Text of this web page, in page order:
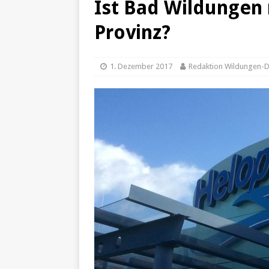
[ 25. Dezember 2024 ]
[ 24. Januar 2022 ]
Ist Bad
Provinz?
1. Dezember 2017 Redaktion Wildungen-